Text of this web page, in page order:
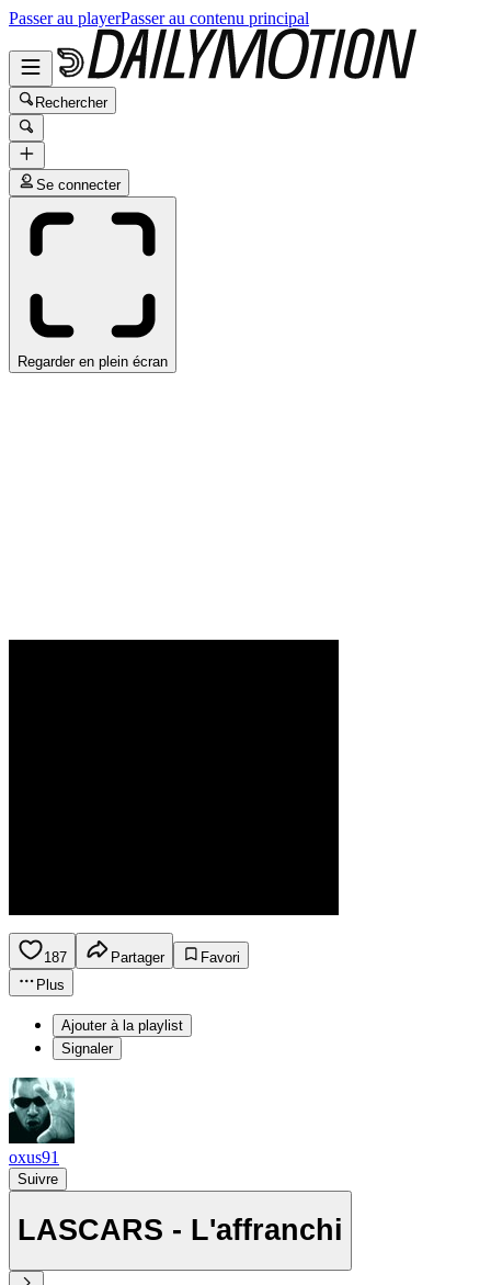
Passer au playerPasser au contenu principal
Rechercher
Se connecter
Regarder en plein écran
187 Partager
Favori
Plus
Ajouter à la playlist
Signaler
oxus91
Suivre
LASCARS - L'affranchi